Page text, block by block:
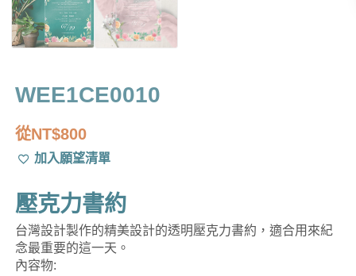
WEE1CE0010
從NT$800
加入願望清單
壓克力書約
台灣設計製作的精美設計的透明壓克力書約，適合用來紀
念最重要的這一天。
內容物: